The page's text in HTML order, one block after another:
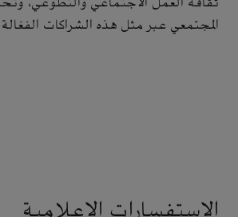
المجتمعي عبر مثل هذه الشراكات الفعّالة
الاستفسارات الإعلامية